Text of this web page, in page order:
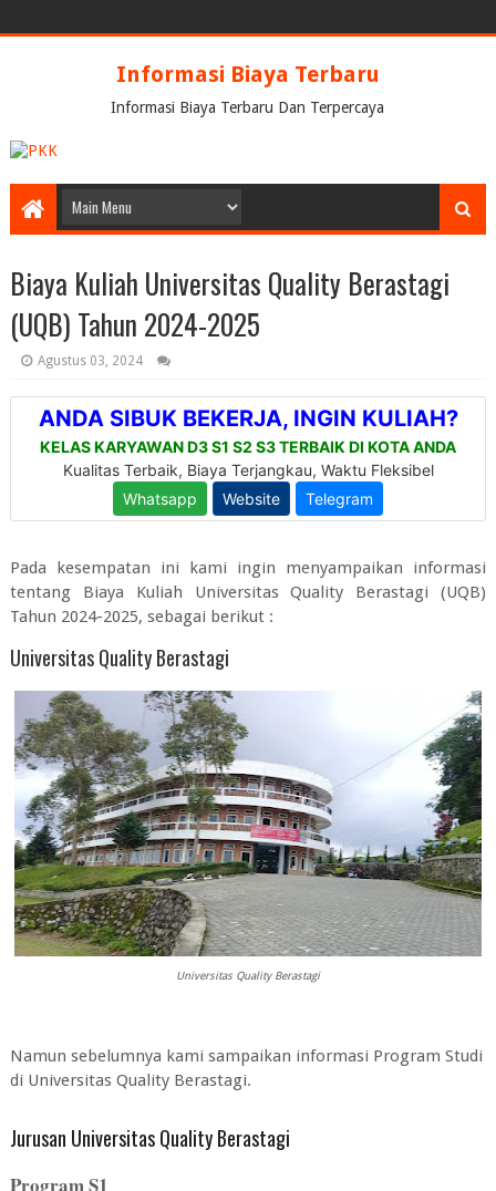
Informasi Biaya Terbaru
Informasi Biaya Terbaru Dan Terpercaya
Biaya Kuliah Universitas Quality Berastagi
(UQB) Tahun 2024-2025
Agustus 03, 2024
Pada kesempatan ini kami ingin menyampaikan informasi
tentang Biaya Kuliah Universitas Quality Berastagi (UQB)
Tahun 2024-2025, sebagai berikut :
Universitas Quality Berastagi
Universitas Quality Berastagi
Namun sebelumnya kami sampaikan informasi Program Studi
di Universitas Quality Berastagi.
Jurusan Universitas Quality Berastagi
Program S1